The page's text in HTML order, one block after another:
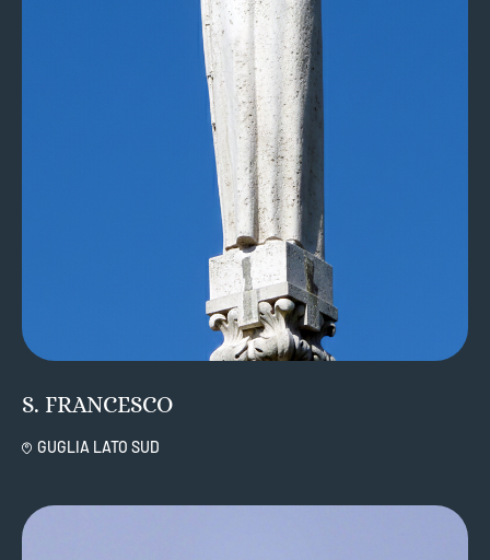
S. FRANCESCO
GUGLIA LATO SUD